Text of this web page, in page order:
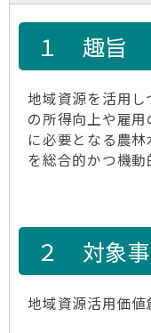
１ 趣旨
地域資源を活用
の所得向上や雇
に必要となる農
を総合的かつ機
２ 対象
地域資源活用価値